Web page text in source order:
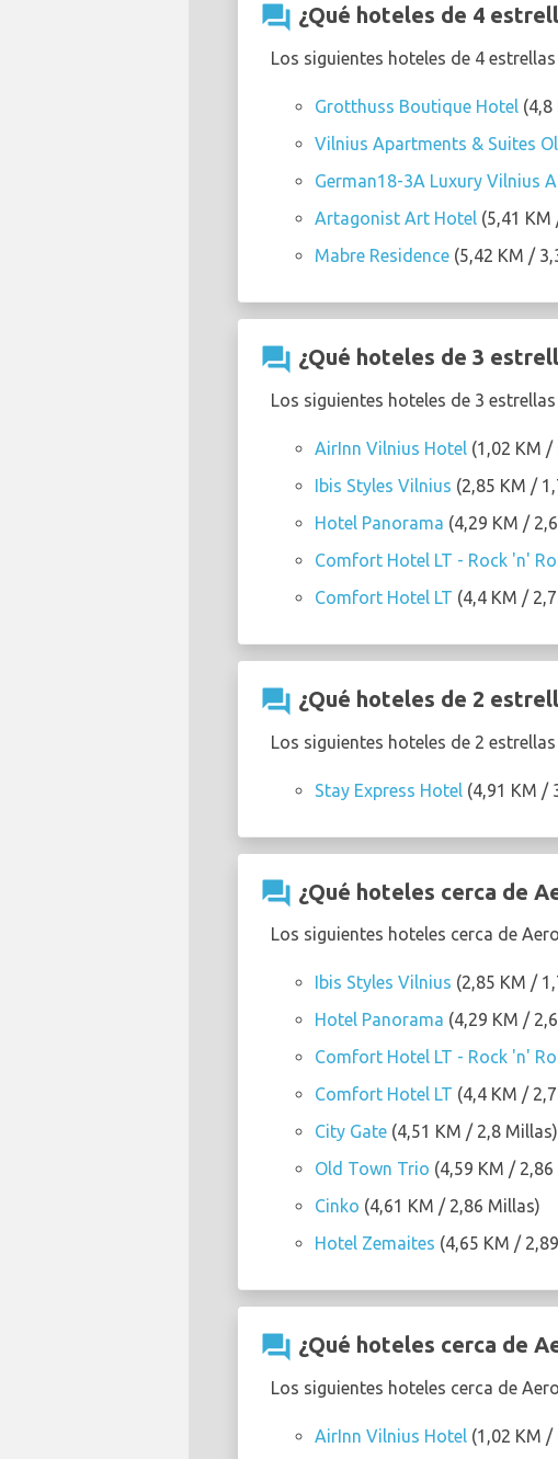
question_answer ¿Qué hoteles de 4
Los siguientes hoteles de 4
Grotthuss Boutique Hotel (4,8
Vilnius Apartments & Suites
German18-3A Luxury Vilnius
Artagonist Art Hotel (5,41 KM
Mabre Residence (5,42 KM /
question_answer ¿Qué hoteles de 3
Los siguientes hoteles de 3
AirInn Vilnius Hotel (1,02 KM /
Ibis Styles Vilnius (2,85 KM /
Hotel Panorama (4,29 KM /
Comfort Hotel LT - Rock 'n'
Comfort Hotel LT (4,4 KM /
question_answer ¿Qué hoteles de 2
Los siguientes hoteles de 2
Stay Express Hotel (4,91 KM /
question_answer ¿Qué hoteles cerca de
Los siguientes hoteles cerca de
Ibis Styles Vilnius (2,85 KM /
Hotel Panorama (4,29 KM /
Comfort Hotel LT - Rock 'n'
Comfort Hotel LT (4,4 KM /
City Gate (4,51 KM / 2,8 Millas)
Old Town Trio (4,59 KM /
Cinko (4,61 KM / 2,86 Millas)
Hotel Zemaites (4,65 KM /
question_answer ¿Qué hoteles cerca de
Los siguientes hoteles cerca de
AirInn Vilnius Hotel (1,02 KM /